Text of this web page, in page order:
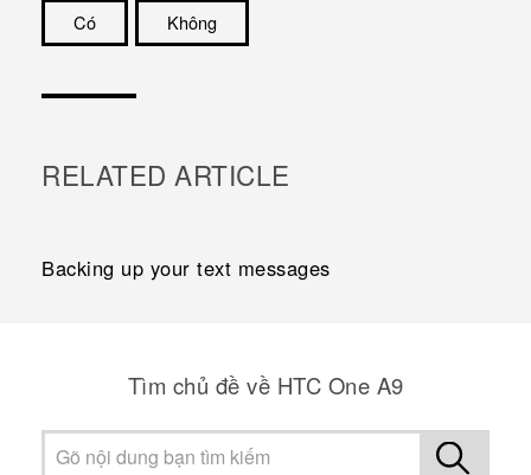
Có
Không
RELATED ARTICLE
Backing up your text messages
Tìm chủ đề về HTC One A9